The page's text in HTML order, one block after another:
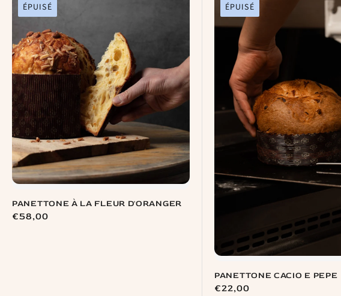
ÉPUISÉ
PANETTONE À LA FLEUR D'ORANGER
Prix
€58,00
ÉPUISÉ
PANETTONE CACIO E PEPE
Prix
€22,00